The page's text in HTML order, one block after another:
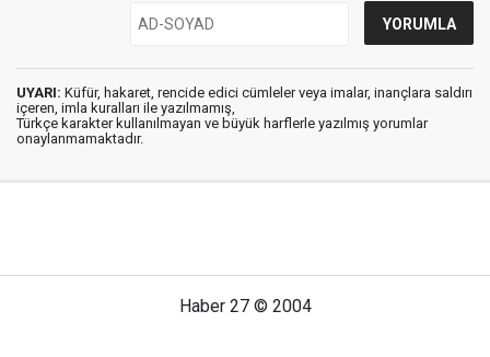
UYARI: Küfür, hakaret, rencide edici cümleler veya imalar, inançlara saldırı
içeren, imla kuralları ile yazılmamış,
Türkçe karakter kullanılmayan ve büyük harflerle yazılmış yorumlar
onaylanmamaktadır.
Haber 27 © 2004